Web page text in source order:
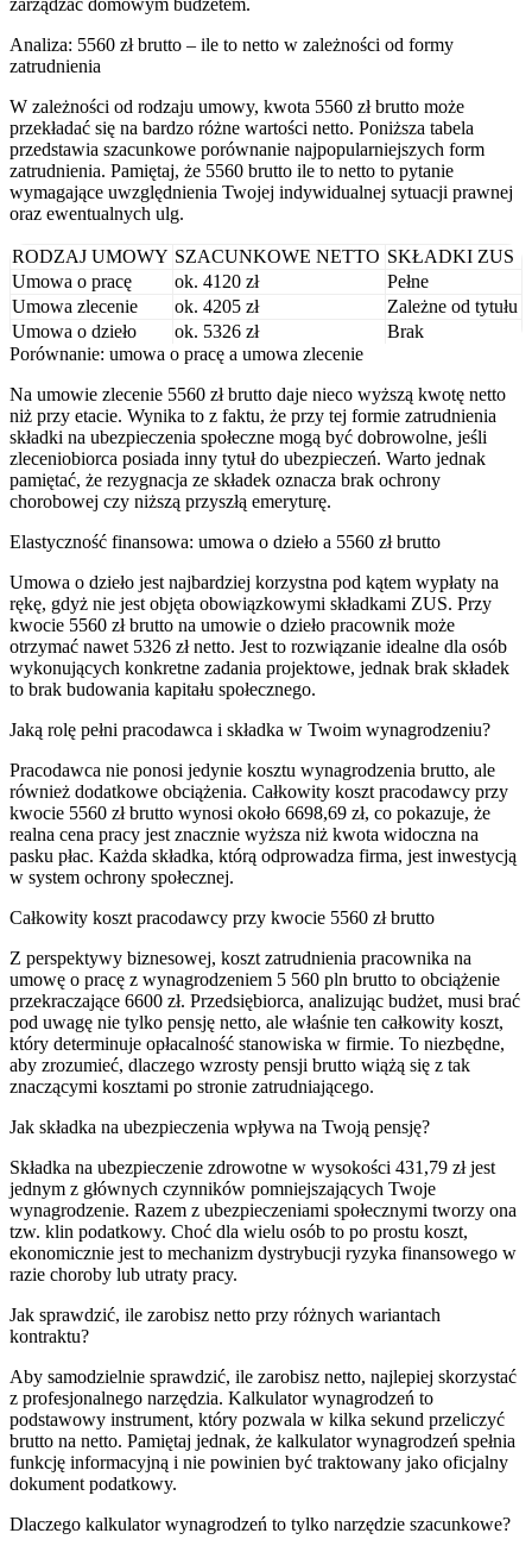
Analiza: 5560 zł brutto – ile to netto w zależności od formy
zatrudnienia
W zależności od rodzaju umowy, kwota 5560 zł brutto może
przekładać się na bardzo różne wartości netto. Poniższa tabela
przedstawia szacunkowe porównanie najpopularniejszych form
zatrudnienia. Pamiętaj, że 5560 brutto ile to netto to pytanie
wymagające uwzględnienia Twojej indywidualnej sytuacji prawnej
oraz ewentualnych ulg.
RODZAJ UMOWY SZACUNKOWE NETTO SKŁADKI ZUS
Umowa o pracę
ok. 4120 zł
Pełne
Umowa zlecenie
ok. 4205 zł
Zależne od tytułu
Umowa o dzieło
ok. 5326 zł
Brak
Porównanie: umowa o pracę a umowa zlecenie
Na umowie zlecenie 5560 zł brutto daje nieco wyższą kwotę netto
niż przy etacie. Wynika to z faktu, że przy tej formie zatrudnienia
składki na ubezpieczenia społeczne mogą być dobrowolne, jeśli
zleceniobiorca posiada inny tytuł do ubezpieczeń. Warto jednak
pamiętać, że rezygnacja ze składek oznacza brak ochrony
chorobowej czy niższą przyszłą emeryturę.
Elastyczność finansowa: umowa o dzieło a 5560 zł brutto
Umowa o dzieło jest najbardziej korzystna pod kątem wypłaty na
rękę, gdyż nie jest objęta obowiązkowymi składkami ZUS. Przy
kwocie 5560 zł brutto na umowie o dzieło pracownik może
otrzymać nawet 5326 zł netto. Jest to rozwiązanie idealne dla osób
wykonujących konkretne zadania projektowe, jednak brak składek
to brak budowania kapitału społecznego.
Jaką rolę pełni pracodawca i składka w Twoim wynagrodzeniu?
Pracodawca nie ponosi jedynie kosztu wynagrodzenia brutto, ale
również dodatkowe obciążenia. Całkowity koszt pracodawcy przy
kwocie 5560 zł brutto wynosi około 6698,69 zł, co pokazuje, że
realna cena pracy jest znacznie wyższa niż kwota widoczna na
pasku płac. Każda składka, którą odprowadza firma, jest inwestycją
w system ochrony społecznej.
Całkowity koszt pracodawcy przy kwocie 5560 zł brutto
Z perspektywy biznesowej, koszt zatrudnienia pracownika na
umowę o pracę z wynagrodzeniem 5 560 pln brutto to obciążenie
przekraczające 6600 zł. Przedsiębiorca, analizując budżet, musi brać
pod uwagę nie tylko pensję netto, ale właśnie ten całkowity koszt,
który determinuje opłacalność stanowiska w firmie. To niezbędne,
aby zrozumieć, dlaczego wzrosty pensji brutto wiążą się z tak
znaczącymi kosztami po stronie zatrudniającego.
Jak składka na ubezpieczenia wpływa na Twoją pensję?
Składka na ubezpieczenie zdrowotne w wysokości 431,79 zł jest
jednym z głównych czynników pomniejszających Twoje
wynagrodzenie. Razem z ubezpieczeniami społecznymi tworzy ona
tzw. klin podatkowy. Choć dla wielu osób to po prostu koszt,
ekonomicznie jest to mechanizm dystrybucji ryzyka finansowego w
razie choroby lub utraty pracy.
Jak sprawdzić, ile zarobisz netto przy różnych wariantach
kontraktu?
Aby samodzielnie sprawdzić, ile zarobisz netto, najlepiej skorzystać
z profesjonalnego narzędzia. Kalkulator wynagrodzeń to
podstawowy instrument, który pozwala w kilka sekund przeliczyć
brutto na netto. Pamiętaj jednak, że kalkulator wynagrodzeń spełnia
funkcję informacyjną i nie powinien być traktowany jako oficjalny
dokument podatkowy.
Dlaczego kalkulator wynagrodzeń to tylko narzędzie szacunkowe?